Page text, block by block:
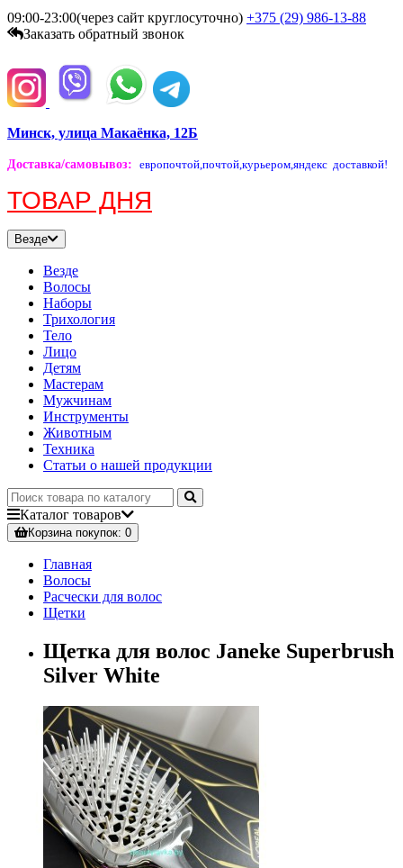
09:00-23:00(через сайт круглосуточно) +375 (29) 986-13-88
Заказать обратный звонок
Минск, улица Макаёнка, 12Б
Доставка/самовывоз: европочтой,почтой,курьером,яндекс доставкой!
ТОВАР ДНЯ
Везде
Везде
Волосы
Наборы
Трихология
Тело
Лицо
Детям
Мастерам
Мужчинам
Инструменты
Животным
Техника
Статьи о нашей продукции
Каталог товаров
Корзинапокупок: 0
Главная
Волосы
Расчески для волос
Щетки
Щетка для волос Janeke Superbrush
Silver White